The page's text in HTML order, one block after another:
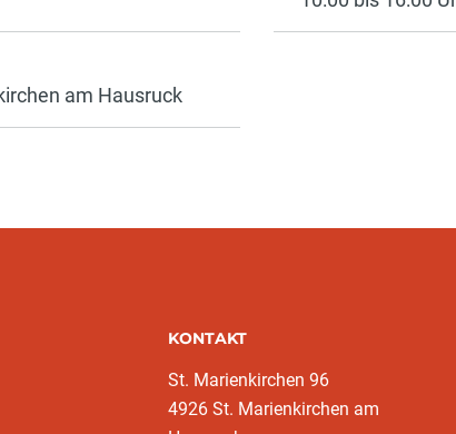
am Hausruck
KONTAKT
St. Marienkirchen 96
4926 St. Marienkirchen am